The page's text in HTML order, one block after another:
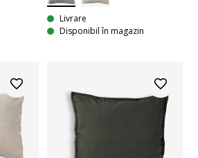
Livrare
Disponibil în magazin